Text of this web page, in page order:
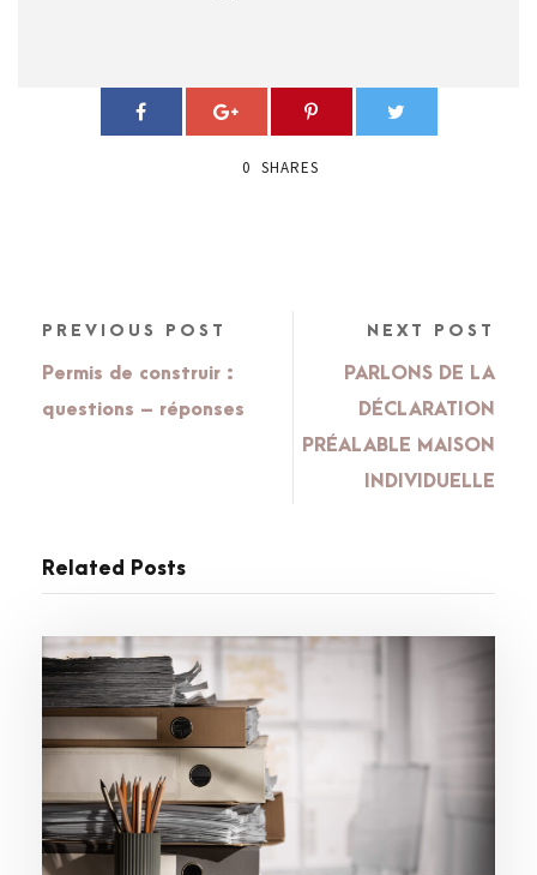
0 SHARES
PREVIOUS POST
Permis de construir :
questions – réponses
NEXT POST
PARLONS DE LA
DÉCLARATION
PRÉALABLE MAISON
INDIVIDUELLE
Related Posts